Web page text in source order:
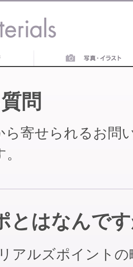
問
ら寄せられるお問
とはなんで
アルズポイント